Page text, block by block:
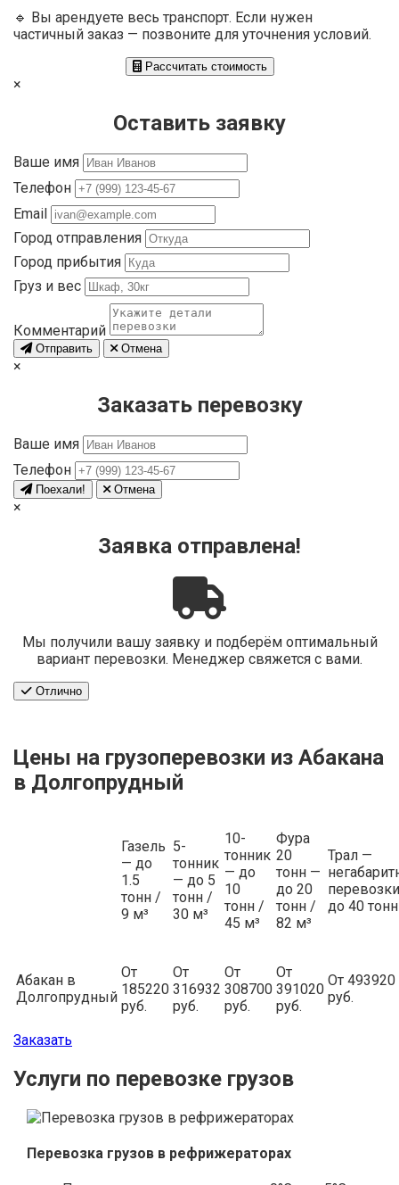
🔹 Вы арендуете весь транспорт. Если нужен
частичный заказ — позвоните для уточнения условий.
Рассчитать стоимость
×
Оставить заявку
Ваше имя
Телефон
Email
Город отправления
Город прибытия
Груз и вес
Комментарий
Отправить Отмена
×
Заказать перевозку
Ваше имя
Телефон
Поехали! Отмена
×
Заявка отправлена!
Мы получили вашу заявку и подберём оптимальный
вариант перевозки. Менеджер свяжется с вами.
Отлично
Цены на грузоперевозки из Абакана
в Долгопрудный
Газель
— до
1.5
тонн /
9 м³
5-
тонник
— до 5
тонн /
30 м³
10-
тонник
— до
10
тонн /
45 м³
Фура
20
тонн —
до 20
тонн /
82 м³
Трал —
до 40 тонн
Абакан в
Долгопрудный
От
185220
руб.
От
316932
руб.
От
308700
руб.
От
391020
руб.
От 493920
руб.
Заказать
Услуги по перевозке грузов
Перевозка грузов в рефрижераторах